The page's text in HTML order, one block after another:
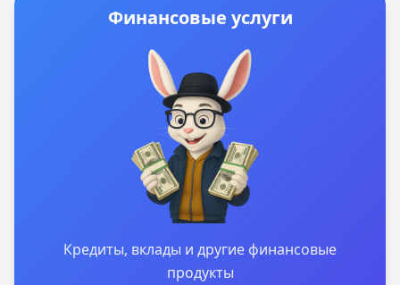
Финансовые услуги
Кредиты, вклады и другие финансовые
продукты